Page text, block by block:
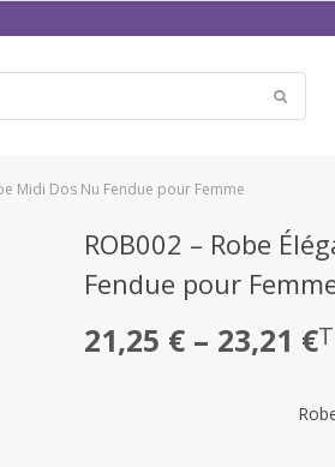
Midi Dos Nu Fendue pour Femme
ROB002 – Robe
Fendue pour
21,25 € – 23,21 €
Plage